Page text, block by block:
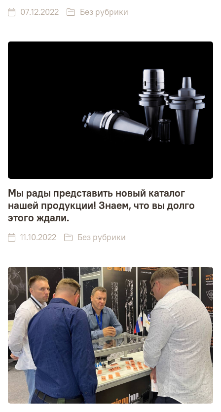
07.12.2022 Без рубрики
Мы рады представить новый каталог
нашей продукции! Знаем, что вы долго
этого ждали.
11.10.2022 Без рубрики